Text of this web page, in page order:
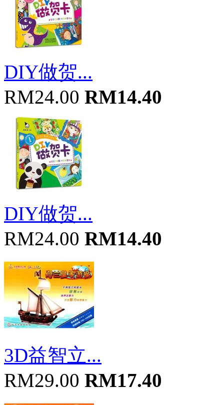
DIY做贺...
RM24.00 RM14.40
DIY做贺...
RM24.00 RM14.40
3D益智立...
RM29.00 RM17.40